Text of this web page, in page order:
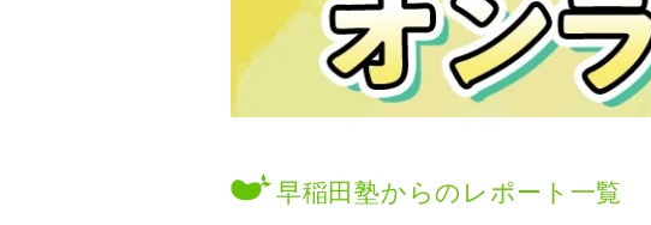
早稲田塾からのレポート一覧